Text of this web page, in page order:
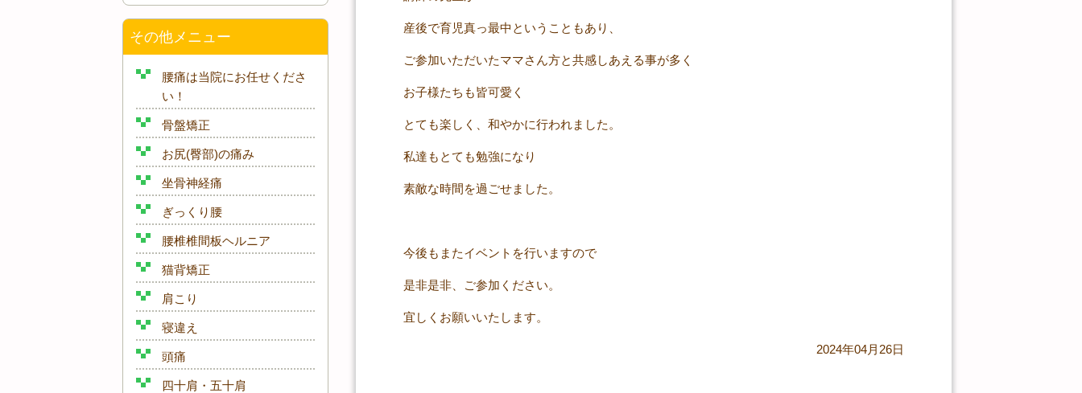
産後で育児真っ最中ということもあり、
ご参加いただいたママさん方と共感しあえる事が多く
お子様たちも皆可愛く
とても楽しく、和やかに行われました。
私達もとても勉強になり
素敵な時間を過ごせました。
今後もまたイベントを行いますので
是非是非、ご参加ください。
宜しくお願いいたします。
2024年04月26日
その他メニュー
腰痛は当院にお任せくださ
い！
骨盤矯正
お尻(臀部)の痛み
坐骨神経痛
ぎっくり腰
腰椎椎間板ヘルニア
猫背矯正
肩こり
寝違え
頭痛
四十肩・五十肩